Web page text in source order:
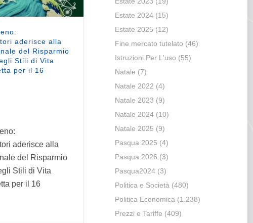
aderisce alla
del Risparmio
Stili di Vita
per il 16
aderisce alla
del Risparmio
Stili di Vita
per il 16
Estate 2024(15)
Estate 2025 (12)
Fine mercato tutelato (46)
Istruzioni Per L'uso (55)
Natale (7)
Natale 2022 (4)
Natale 2023 (9)
Natale 2024(10)
Natale 2025 (9)
Pasqua 2025 (4)
Pasqua 2026 (3)
Pasqua2024(3)
Politica e Società (480)
Politica Economica (1.238)
Prezzi e Tariffe (409)